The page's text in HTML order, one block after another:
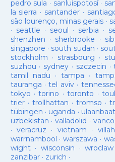
pedro sula · sanluispotosí·
la sierra · santander ·
são lourenço, minas gerais ·
· seattle · seoul · serbia ·
shenzhen · sherbrooke ·
singapore · south sudan ·
stockholm · strasbourg ·
suzhou · sydney · szczecin ·
tamil nadu ·tampa ·
tauranga ·tel aviv·
tokyo ·torino ·toronto ·
trier· trollhattan · tromso ·
tübingen · uganda ·
uzbekistan · valladolid ·
· veracruz · vietnam ·
warrnambool ·warszawa ·
wight· wisconsin ·wroclaw
zanzibar· zurich ·